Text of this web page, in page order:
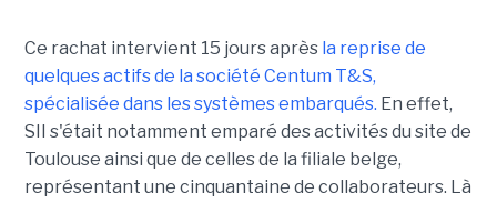
Ce rachat intervient 15 jours après la reprise de
quelques actifs de la société Centum T&S,
spécialisée dans les systèmes embarqués. En effet,
SII s'était notamment emparé des activités du site de
Toulouse ainsi que de celles de la filiale belge,
représentant une cinquantaine de collaborateurs. Là